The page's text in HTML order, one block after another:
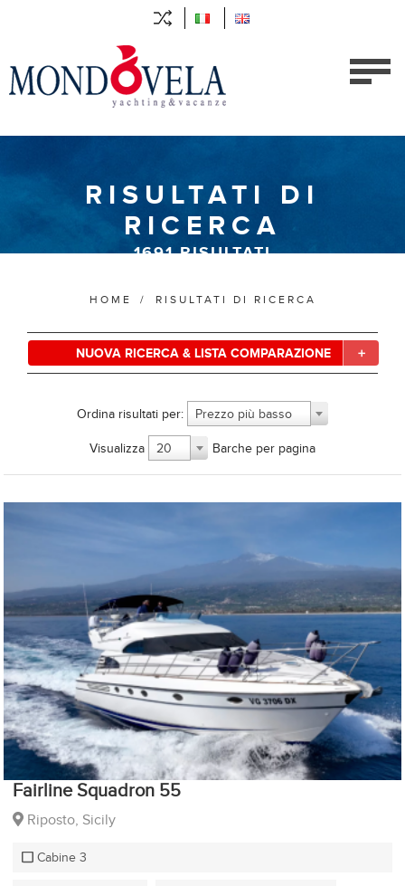
RISULTATI DI
RICERCA
1691RISULTATI
HOME / RISULTATI DI RICERCA
NUOVA RICERCA & LISTA COMPARAZIONE
Ordina risultati per: Prezzo più basso
Visualizza 20 Barche per pagina
Fairline Squadron 55
Riposto, Sicily
Cabine 3